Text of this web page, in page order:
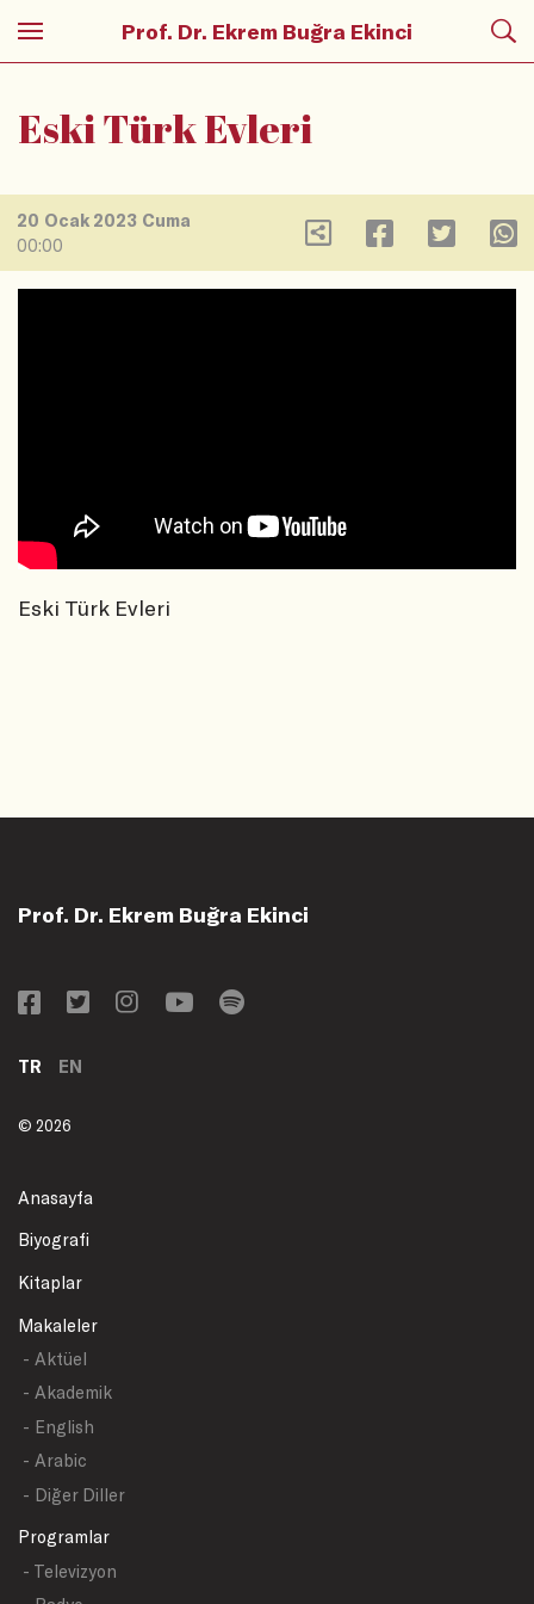
Prof. Dr. Ekrem Buğra Ekinci
Eski Türk Evleri
Eski Türk Evleri
20 Ocak 2023 Cuma
00:00
Prof. Dr. Ekrem Buğra Ekinci
TR EN
© 2026
Anasayfa
Biyografi
Kitaplar
Makaleler
- Aktüel
- Akademik
- English
- Arabic
- Diğer Diller
Programlar
- Televizyon